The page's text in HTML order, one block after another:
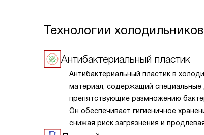
Технологии
Антибактериальный пластик
Антибактериальный пластик в
материал, содержащий специальные
препятствующие размножению
Он обеспечивает гигиеничное
снижая риск загрязнения и